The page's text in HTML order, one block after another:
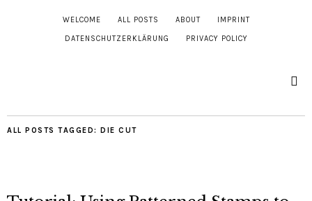
WELCOME ALL POSTS ABOUT IMPRINT
DATENSCHUTZERKLÄRUNG PRIVACY POLICY
ALL POSTS TAGGED: DIE CUT